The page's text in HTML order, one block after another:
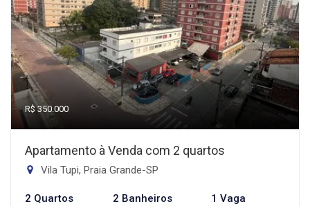
R$ 350.000
Apartamento à Venda com 2 quartos
Vila Tupi, Praia Grande-SP
2 Quartos 2 Banheiros 1 Vaga